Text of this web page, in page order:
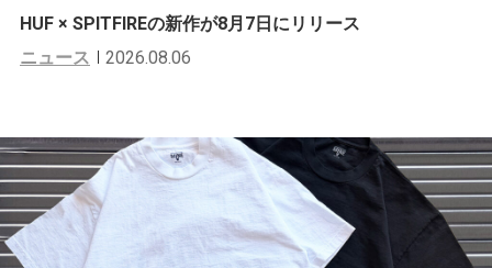
HUF × SPITFIREの新作が8月7日にリリース
ニュース
2026.08.06